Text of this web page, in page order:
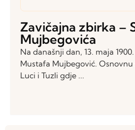
Zavičajna zbirka –
Mujbegovića
Na današnji dan, 13. maja
Mustafa Mujbegović.
Luci i Tuzli gdje ...